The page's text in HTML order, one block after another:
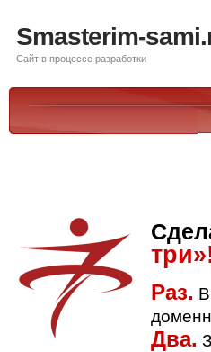
Smasterim-
Сайт в процессе разработки
Раз.
Два.